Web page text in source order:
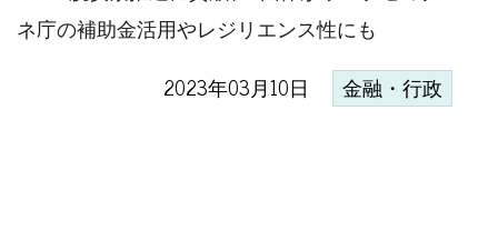
ネ庁の補助金活用やレジリエンス性にも
2023年03月10日 金融・行政